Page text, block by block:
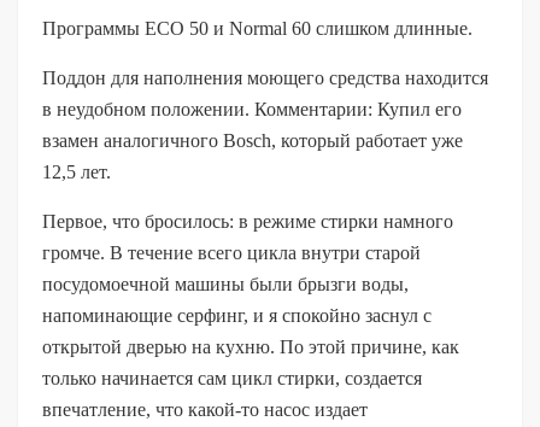
Программы ECO 50 и Normal 60 слишком длинные.
Поддон для наполнения моющего средства находится
в неудобном положении. Комментарии: Купил его
взамен аналогичного Bosch, который работает уже
12,5 лет.
Первое, что бросилось: в режиме стирки намного
громче. В течение всего цикла внутри старой
посудомоечной машины были брызги воды,
напоминающие серфинг, и я спокойно заснул с
открытой дверью на кухню. По этой причине, как
только начинается сам цикл стирки, создается
впечатление, что какой-то насос издает